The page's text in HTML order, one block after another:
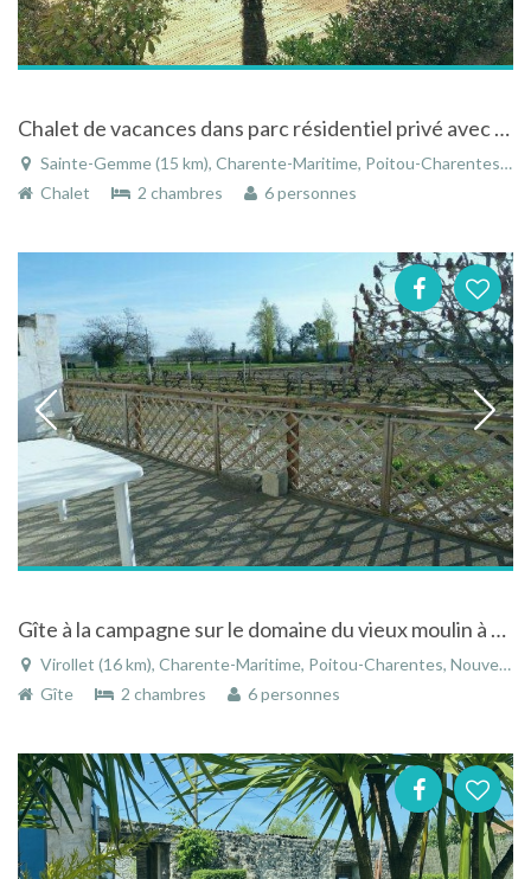
Chalet de vacances dans parc résidentiel privé avec piscine à Cadeuil en Charentes-Maritimes
Sainte-Gemme (15 km), Charente-Maritime, Poitou-Charentes, Nouvelle-Aquitaine, France
Chalet
2 chambres 6 personnes
Gîte à la campagne sur le domaine du vieux moulin à virollet en charente maritime près de royan
Virollet (16 km), Charente-Maritime, Poitou-Charentes, Nouvelle-Aquitaine, France
Gîte
2 chambres 6 personnes